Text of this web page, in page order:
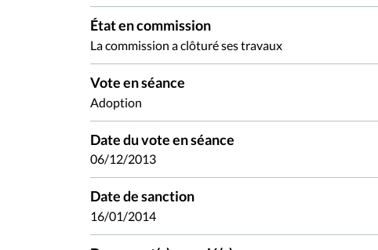
État en commission
La commission a clôturé ses travaux
Vote en séance
Adoption
Date du vote en séance
06/12/2013
Date de sanction
16/01/2014